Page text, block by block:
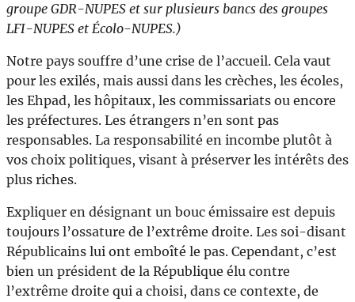
groupe GDR-NUPES et sur plusieurs bancs des groupes
LFI-NUPES et Écolo-NUPES.)
Notre pays souffre d’une crise de l’accueil. Cela vaut
pour les exilés, mais aussi dans les crèches, les écoles,
les Ehpad, les hôpitaux, les commissariats ou encore
les préfectures. Les étrangers n’en sont pas
responsables. La responsabilité en incombe plutôt à
vos choix politiques, visant à préserver les intérêts des
plus riches.
Expliquer en désignant un bouc émissaire est depuis
toujours l’ossature de l’extrême droite. Les soi-disant
Républicains lui ont emboîté le pas. Cependant, c’est
bien un président de la République élu contre
l’extrême droite qui a choisi, dans ce contexte, de